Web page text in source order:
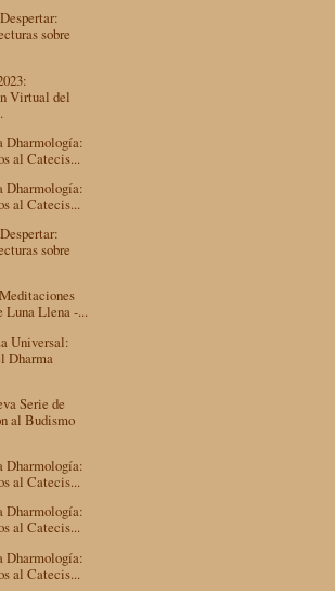
sobre
Virtual del
Dharmología:
al Catecis...
Dharmología:
al Catecis...
sobre
Luna Llena -...
Universal:
Dharma
Serie de
al Budismo
Dharmología:
al Catecis...
Dharmología:
al Catecis...
Dharmología:
al Catecis...